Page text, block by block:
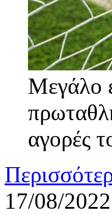
Μεγάλο
αγορές
17/08/2022